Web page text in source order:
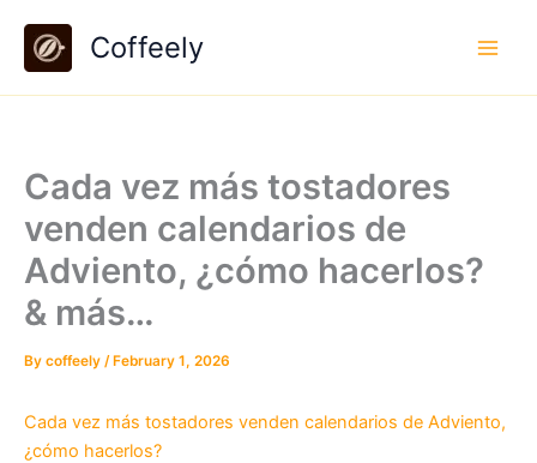
content
Coffeely
Cada vez más tostadores
venden calendarios de
Adviento, ¿cómo hacerlos?
& más…
By coffeely / February 1, 2026
Cada vez más tostadores venden calendarios de Adviento,
¿cómo hacerlos?